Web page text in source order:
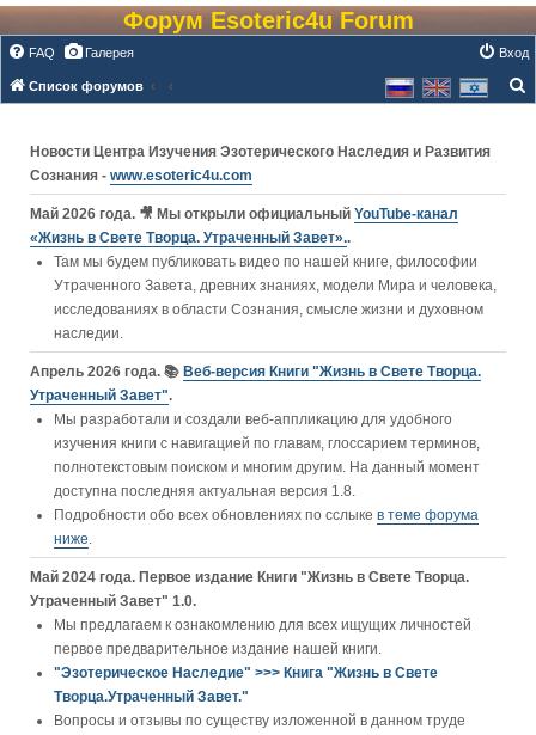
Форум Esoteric4u Forum
FAQ Галерея Вход
Список форумов
Новости Центра Изучения Эзотерического Наследия и Развития
Сознания - www.esoteric4u.com
Май 2026 года. 🎥 Мы открыли официальный YouTube‑канал
«Жизнь в Свете Творца. Утраченный Завет»..
Там мы будем публиковать видео по нашей книге, философии
Утраченного Завета, древних знаниях, модели Мира и человека,
исследованиях в области Сознания, смысле жизни и духовном
наследии.
Апрель 2026 года. 📚 Веб-версия Книги "Жизнь в Свете Творца.
Утраченный Завет".
Мы разработали и создали веб-аппликацию для удобного
изучения книги c навигацией по главам, глоссарием терминов,
полнотекстовым поиском и многим другим. На данный момент
доступна последняя актуальная версия 1.8.
Подробности обо всех обновлениях по сслыке в теме форума
ниже.
Май 2024 года. Первое издание Книги "Жизнь в Свете Творца.
Утраченный Завет" 1.0.
Мы предлагаем к ознакомлению для всех ищущих личностей
первое предварительное издание нашей книги.
"Эзотерическое Наследие" >>> Книга "Жизнь в Свете
Творца.Утраченный Завет."
Вопросы и отзывы по существу изложенной в данном труде